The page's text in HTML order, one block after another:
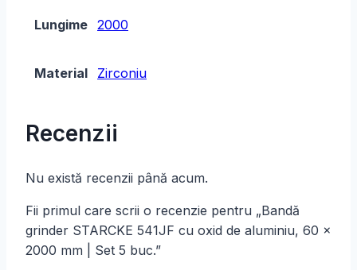
Lungime 2000
Material Zirconiu
Recenzii
Nu există recenzii până acum.
Fii primul care scrii o recenzie pentru „Bandă
grinder STARCKE 541JF cu oxid de aluminiu, 60 ×
2000 mm | Set 5 buc.”